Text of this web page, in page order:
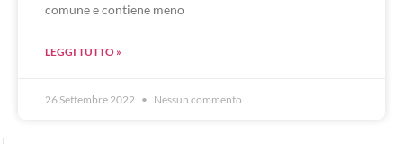
comune e contiene meno
LEGGI TUTTO »
26 Settembre 2022 Nessun commento